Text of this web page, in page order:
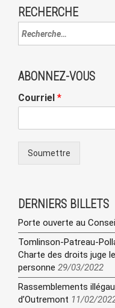
RECHERCHE
ABONNEZ-VOUS
Courriel *
Soumettre
DERNIERS BILLETS
Porte ouverte au
Tomlinson-Patreau-
Charte des droits juge
personne 29/03/2022
Rassemblements
d’Outremont 11/02/